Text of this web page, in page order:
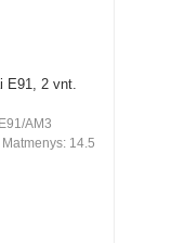
E91, 2 vnt.
AM3
14.5